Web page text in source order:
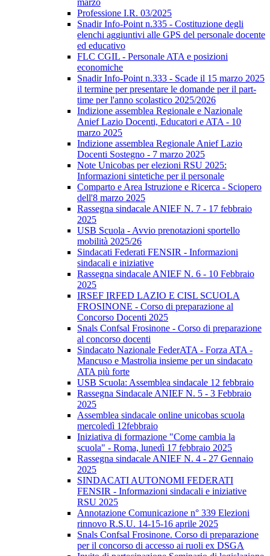
marzo
Professione I.R. 03/2025
Snadir Info-Point n.335 - Costituzione degli
elenchi aggiuntivi alle GPS del personale docente
ed educativo
FLC CGIL - Personale ATA e posizioni
economiche
Snadir Info-Point n.333 - Scade il 15 marzo 2025
il termine per presentare le domande per il part-
time per l'anno scolastico 2025/2026
Indizione assemblea Regionale e Nazionale
Anief Lazio Docenti, Educatori e ATA - 10
marzo 2025
Indizione assemblea Regionale Anief Lazio
Docenti Sostegno - 7 marzo 2025
Note Unicobas per elezioni RSU 2025:
Informazioni sintetiche per il personale
Comparto e Area Istruzione e Ricerca - Sciopero
dell'8 marzo 2025
Rassegna sindacale ANIEF N. 7 - 17 febbraio
2025
USB Scuola - Avvio prenotazioni sportello
mobilità 2025/26
Sindacati Federati FENSIR - Informazioni
sindacali e iniziative
Rassegna sindacale ANIEF N. 6 - 10 Febbraio
2025
IRSEF IRFED LAZIO E CISL SCUOLA
FROSINONE - Corso di preparazione al
Concorso Docenti 2025
Snals Confsal Frosinone - Corso di preparazione
al concorso docenti
Sindacato Nazionale FederATA - Forza ATA -
Mancuso e Mastrolia insieme per un sindacato
ATA più forte
USB Scuola: Assemblea sindacale 12 febbraio
Rassegna Sindacale ANIEF N. 5 - 3 Febbraio
2025
Assemblea sindacale online unicobas scuola
mercoledì 12febbraio
Iniziativa di formazione "Come cambia la
scuola" - Roma, lunedì 17 febbraio 2025
Rassegna sindacale ANIEF N. 4 - 27 Gennaio
2025
SINDACATI AUTONOMI FEDERATI
FENSIR - Informazioni sindacali e iniziative
RSU 2025
Annotazione Comunicazione n° 339 Elezioni
rinnovo R.S.U. 14-15-16 aprile 2025
Snals Confsal Frosinone. Corso di preparazione
per il concorso di accesso ai ruoli ex DSGA